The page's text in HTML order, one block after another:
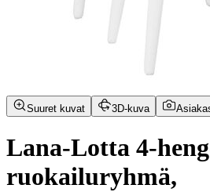
Suuret kuvat 3D-kuva
Lana-Lotta 4-
ruokailuryhmä,